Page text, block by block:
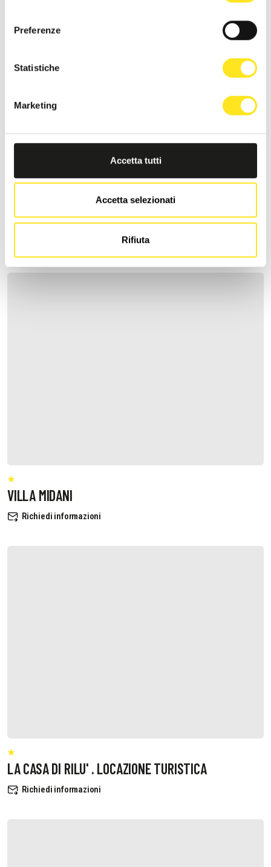
Preferenze
Statistiche
Marketing
Accetta tutti
Accetta selezionati
Rifiuta
LA DIMORA DI MARA
VILLA MIDANI
Richiedi informazioni
LA CASA DI RILU' . LOCAZIONE TURISTICA
Richiedi informazioni